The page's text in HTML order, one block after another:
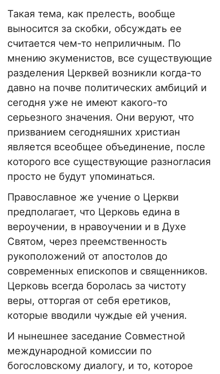
Такая тема, как прелесть, вообще
выносится за скобки, обсуждать ее
считается чем-то неприличным. По
мнению экуменистов, все существующие
разделения Церквей возникли когда-то
давно на почве политических амбиций и
сегодня уже не имеют какого-то
серьезного значения. Они веруют, что
призванием сегодняшних христиан
является всеобщее объединение, после
которого все существующие разногласия
просто не будут упоминаться.
Православное же учение о Церкви
предполагает, что Церковь едина в
вероучении, в нравоучении и в Духе
Святом, через преемственность
рукоположений от апостолов до
современных епископов и священников.
Церковь всегда боролась за чистоту
веры, отторгая от себя еретиков,
которые вводили чуждые ей учения.
И нынешнее заседание Совместной
международной комиссии по
богословскому диалогу, и то, которое